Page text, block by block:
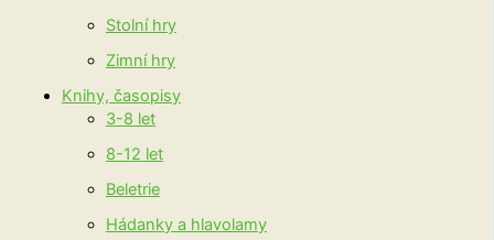
Stolní hry
Zimní hry
Knihy, časopisy
3-8 let
8-12 let
Beletrie
Hádanky a hlavolamy